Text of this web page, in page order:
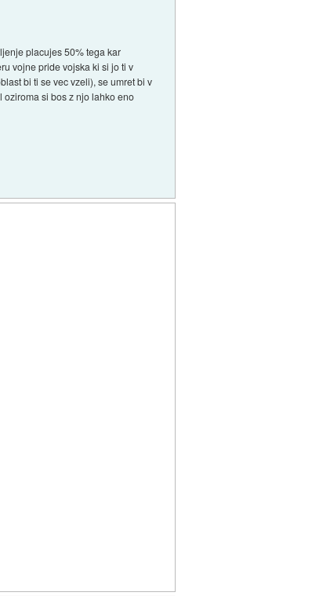
placujes 50% tega kar
vojne pride vojska ki si jo ti v
bi ti se vec vzeli), se umret bi v
oziroma si bos z njo lahko eno